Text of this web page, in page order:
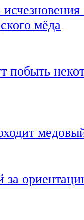
мёда
побыть